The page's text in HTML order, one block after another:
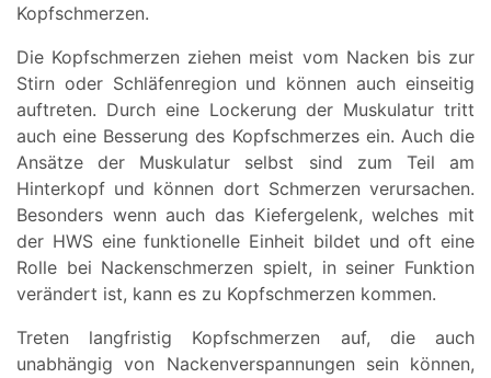
Kopfschmerzen.
Die Kopfschmerzen ziehen meist vom Nacken bis zur
Stirn oder Schläfenregion und können auch einseitig
auftreten. Durch eine Lockerung der Muskulatur tritt
auch eine Besserung des Kopfschmerzes ein. Auch die
Ansätze der Muskulatur selbst sind zum Teil am
Hinterkopf und können dort Schmerzen verursachen.
Besonders wenn auch das Kiefergelenk, welches mit
der HWS eine funktionelle Einheit bildet und oft eine
Rolle bei Nackenschmerzen spielt, in seiner Funktion
verändert ist, kann es zu Kopfschmerzen kommen.
Treten langfristig Kopfschmerzen auf, die auch
unabhängig von Nackenverspannungen sein können,